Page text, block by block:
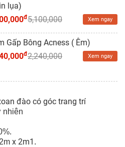
lụa)
đ5,100,000 Xem ngay
Gấp Bông Acness ( Êm)
đ2,240,000 Xem ngay
đào có góc trang trí
nhiên
2m x 2m1 .